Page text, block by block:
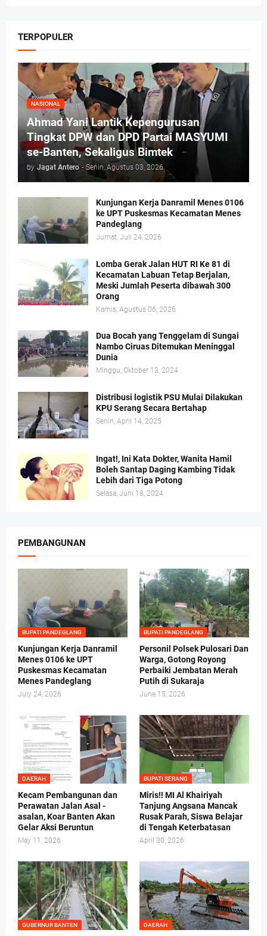
TERPOPULER
NASIONAL
Ahmad Yani Lantik Kepengurusan
Tingkat DPW dan DPD Partai MASYUMI
se-Banten, Sekaligus Bimtek
by Jagat Antero - Senin, Agustus 03, 2026
Kunjungan Kerja Danramil Menes 0106
ke UPT Puskesmas Kecamatan Menes
Pandeglang
Jumat, Juli 24, 2026
Lomba Gerak Jalan HUT RI Ke 81 di
Kecamatan Labuan Tetap Berjalan,
Meski Jumlah Peserta dibawah 300
Orang
Kamis, Agustus 06, 2026
Dua Bocah yang Tenggelam di Sungai
Nambo Ciruas Ditemukan Meninggal
Dunia
Minggu, Oktober 13, 2024
Distribusi logistik PSU Mulai Dilakukan
KPU Serang Secara Bertahap
Senin, April 14, 2025
Ingat!, Ini Kata Dokter, Wanita Hamil
Boleh Santap Daging Kambing Tidak
Lebih dari Tiga Potong
Selasa, Juni 18, 2024
PEMBANGUNAN
BUPATI PANDEGLANG
Kunjungan Kerja Danramil
Menes 0106 ke UPT
Puskesmas Kecamatan
Menes Pandeglang
July 24, 2026
BUPATI PANDEGLANG
Personil Polsek Pulosari Dan
Warga, Gotong Royong
Perbaiki Jembatan Merah
Putih di Sukaraja
June 15, 2026
DAERAH
Kecam Pembangunan dan
Perawatan Jalan Asal -
asalan, Koar Banten Akan
Gelar Aksi Beruntun
May 11, 2026
BUPATI SERANG
Miris!! MI Al Khairiyah
Tanjung Angsana Mancak
Rusak Parah, Siswa Belajar
di Tengah Keterbatasan
April 30, 2026
GUBERNUR BANTEN DAERAH